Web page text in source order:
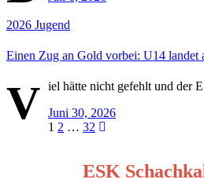
2026 Jugend
Einen Zug an Gold vorbei: U14 landet
V iel hätte nicht gefehlt und der
Juni 30, 2026
Seitennummerierung
1 2 … 32
ESK